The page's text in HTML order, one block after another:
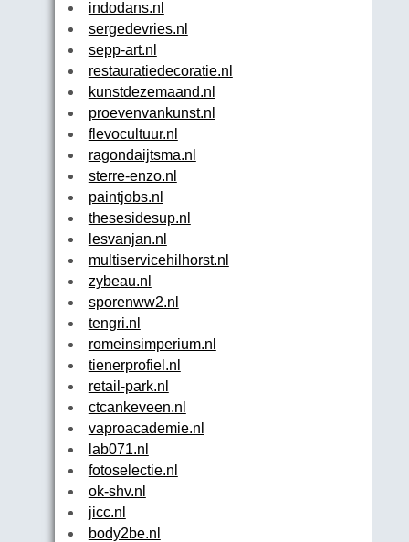
indodans.nl
sergedevries.nl
sepp-art.nl
restauratiedecoratie.nl
kunstdezemaand.nl
proevenvankunst.nl
flevocultuur.nl
ragondaijtsma.nl
sterre-enzo.nl
paintjobs.nl
thesesidesup.nl
lesvanjan.nl
multiservicehilhorst.nl
zybeau.nl
sporenww2.nl
tengri.nl
romeinsimperium.nl
tienerprofiel.nl
retail-park.nl
ctcankeveen.nl
vaproacademie.nl
lab071.nl
fotoselectie.nl
ok-shv.nl
jicc.nl
body2be.nl